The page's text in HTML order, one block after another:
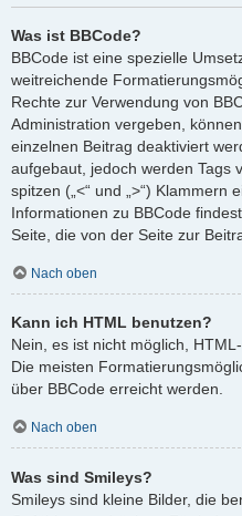
Was ist BBCode?
BBCode ist eine spezielle
weitreichende
Rechte zur Verwendung von
Administration vergeben,
einzelnen Beitrag deaktiviert
aufgebaut, jedoch werden Tags
spitzen („<“ und „>“) Klammern
Informationen zu BBCode
Seite, die von der Seite zur
Nach oben
Kann ich HTML benutzen?
Nein, es ist nicht möglich,
Die meisten
über BBCode erreicht werden.
Nach oben
Was sind Smileys?
Smileys sind kleine Bilder, die